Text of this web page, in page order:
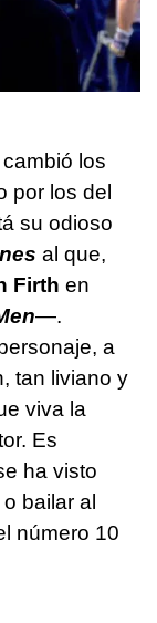
los
por los del
su odioso
al que,
Firth en
—.
a
tan liviano y
viva la
Es
ha visto
bailar al
número 10